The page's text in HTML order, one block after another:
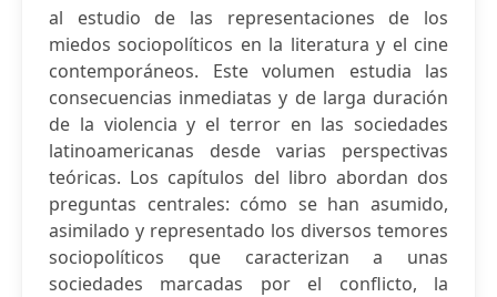
al estudio de las representaciones de los
miedos sociopolíticos en la literatura y el cine
contemporáneos. Este volumen estudia las
consecuencias inmediatas y de larga duración
de la violencia y el terror en las sociedades
latinoamericanas desde varias perspectivas
teóricas. Los capítulos del libro abordan dos
preguntas centrales: cómo se han asumido,
asimilado y representado los diversos temores
sociopolíticos que caracterizan a unas
sociedades marcadas por el conflicto, la